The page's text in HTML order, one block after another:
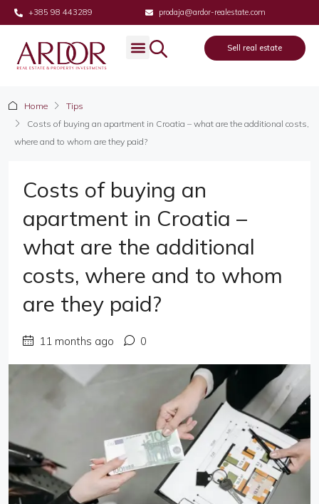
+385 98 443289 prodaja@ardor-realestate.com
Sell real estate
Home
Tips
Costs of buying an apartment in Croatia – what are the additional costs,
where and to whom are they paid?
Costs of buying an
apartment in Croatia –
what are the additional
costs, where and to whom
are they paid?
11 months ago 0